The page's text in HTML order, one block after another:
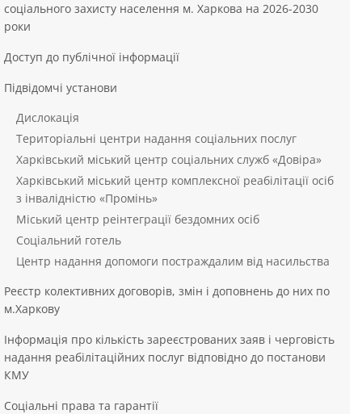
соціального захисту населення м. Харкова на 2026-2030
роки
Доступ до публічної інформації
Підвідомчі установи
Дислокація
Територіальні центри надання соціальних послуг
Харківський міський центр соціальних служб «Довіра»
Харківський міський центр комплексної реабілітації осіб
з інвалідністю «Промінь»
Міський центр реінтеграції бездомних осіб
Соціальний готель
Центр надання допомоги постраждалим від насильства
Реєстр колективних договорів, змін і доповнень до них по
м.Харкову
Інформація про кількість зареєстрованих заяв і черговість
надання реабілітаційних послуг відповідно до постанови
КМУ
Соціальні права та гарантії